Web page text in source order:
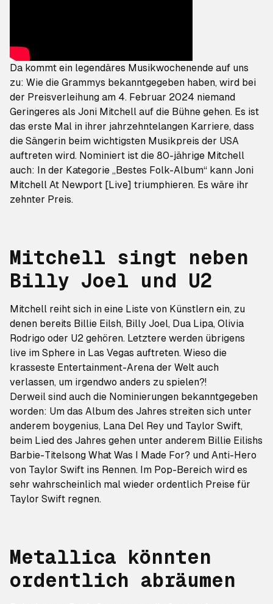
Da kommt ein legendäres Musikwochenende auf uns
zu: Wie die Grammys bekanntgegeben haben, wird bei
der Preisverleihung am 4. Februar 2024 niemand
Geringeres als Joni Mitchell auf die Bühne gehen. Es ist
das erste Mal in ihrer jahrzehntelangen Karriere, dass
die Sängerin beim wichtigsten Musikpreis der USA
auftreten wird. Nominiert ist die 80-jährige Mitchell
auch: In der Kategorie „Bestes Folk-Album“ kann Joni
Mitchell At Newport [Live] triumphieren. Es wäre ihr
zehnter Preis.
Mitchell singt neben
Billy Joel und U2
Mitchell reiht sich in eine Liste von Künstlern ein, zu
denen bereits Billie Eilsh, Billy Joel, Dua Lipa, Olivia
Rodrigo oder U2 gehören. Letztere werden übrigens
live im Sphere in Las Vegas auftreten. Wieso die
krasseste Entertainment-Arena der Welt auch
verlassen, um irgendwo anders zu spielen?!
Derweil sind auch die Nominierungen bekanntgegeben
worden: Um das Album des Jahres streiten sich unter
anderem boygenius, Lana Del Rey und Taylor Swift,
beim Lied des Jahres gehen unter anderem Billie Eilishs
Barbie-Titelsong What Was I Made For? und Anti-Hero
von Taylor Swift ins Rennen. Im Pop-Bereich wird es
sehr wahrscheinlich mal wieder ordentlich Preise für
Taylor Swift regnen.
Metallica könnten
ordentlich abräumen